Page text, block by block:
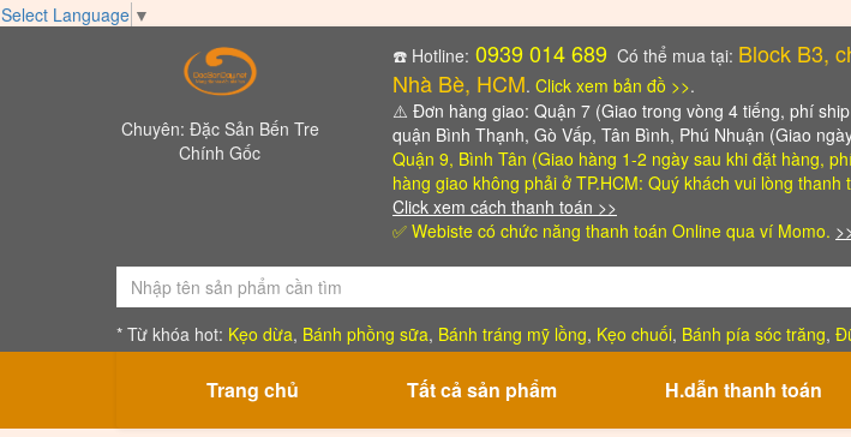
Select Language ▼
Chuyên: Đặc Sản Bến Tre
Chính Gốc
☎️ Hotline: 0939 014 689 Có thể mua tại: Block B3,
Nhà Bè, HCM. Click xem bản đồ >>.
⚠️ Đơn hàng giao: Quận 7 (Giao trong vòng 4 tiếng, phí
quận Bình Thạnh, Gò Vấp, Tân Bình, Phú Nhuận (Giao
Quận 9, Bình Tân (Giao hàng 1-2 ngày sau khi đặt hàng,
hàng giao không phải ở TP.HCM: Quý khách vui lòng
Click xem cách thanh toán >>
✅ Webiste có chức năng thanh toán Online qua ví Momo.
* Từ khóa hot: Kẹo dừa, Bánh phồng sữa, Bánh tráng mỹ lồng, Kẹo chuối, Bánh pía sóc trăng,
Trang chủ Tất cả sản phẩm H.dẫn thanh toán